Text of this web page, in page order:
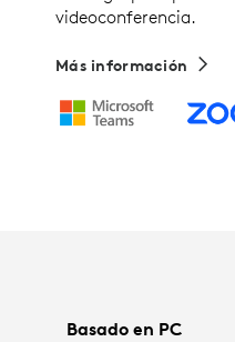
videoconferencia.
Más información
Basado en PC